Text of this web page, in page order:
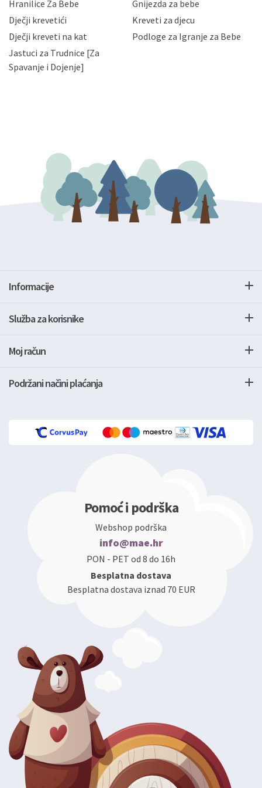
slučajevima koji su dozvoljeni zakonima. Napominjemo
da možete u svako doba, u potpunosti ili djelomice,
zatražiti prestanak aktivnosti obrade Vaših osobnih
podataka. Opoziv privole možete podnijeti poštom na
gore navedenu adresu ili e-mailom na adresu:
Hranilice Za Bebe
Gnijezda za bebe
Dječji krevetići
Kreveti za djecu
Dječji kreveti na kat
Podloge za Igranje za Bebe
Jastuci za Trudnice [Za
Spavanje i Dojenje]
Informacije
Služba za korisnike
Moj račun
Podržani načini plaćanja
Pomoć i podrška
Webshop podrška
info@mae.hr
PON - PET od 8 do 16h
Besplatna dostava
Besplatna dostava iznad 70 EUR